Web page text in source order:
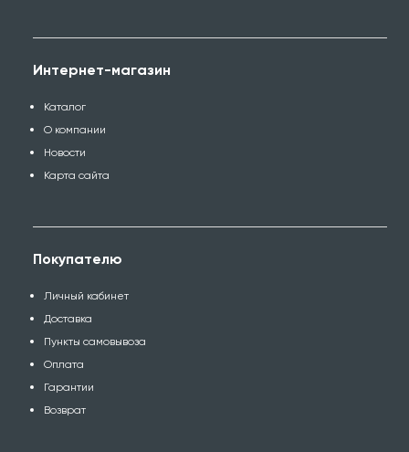
Интернет-магазин
Каталог
О компании
Новости
Карта сайта
Покупателю
Личный кабинет
Доставка
Пункты самовывоза
Оплата
Гарантии
Возврат